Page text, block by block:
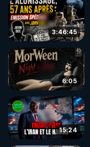
3:46:45
6:05
15:24